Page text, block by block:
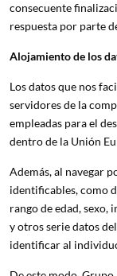
consecuente
respuesta por parte
Alojamiento de los
Los datos que nos
servidores de la
empleadas para el
dentro de la Unión
Además, al navegar
identificables, como
rango de edad, sexo,
y otros serie datos
identificar al